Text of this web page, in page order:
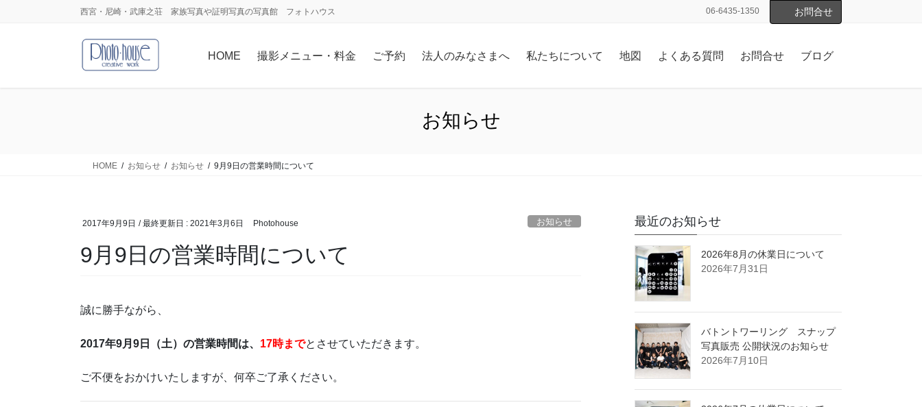
西宮・尼崎・武庫之荘 家族写真や証明写真の写真館 フォトハウス 06-6435-1350 お問合せ
HOME 撮影メニュー・料金 ご予約 法人のみなさまへ 私たちについて 地図 よくある質問 お問合せ ブログ
お知らせ
HOME お知らせ お知らせ 9月9日の営業時間について
2017年9月9日 / 最終更新日 : 2021年3月6日 Photohouse お知らせ
9月9日の営業時間について
誠に勝手ながら、
2017年9月9日（土）の営業時間は、 17時までとさせていただきます。
ご不便をおかけいたしますが、何卒ご了承ください。
最近のお知らせ
2026年8月の休業日について
2026年7月31日
バトントワーリング スナップ
写真販売 公開状況のお知らせ
2026年7月10日